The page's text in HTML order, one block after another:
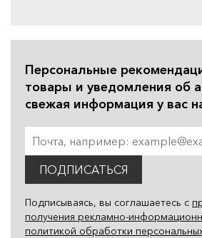
Персональные
товары и уведомления об
свежая информация у вас
ПОДПИСАТЬСЯ
Подписываясь, вы соглашаетесь с
получения рекламно-
политикой обработки